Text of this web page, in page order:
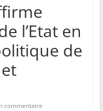
l’Etat en
de
commentaire